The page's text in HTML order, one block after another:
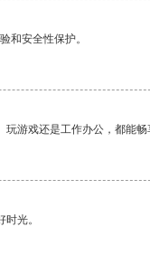
和安全性保护。
游戏还是工作办公，都能畅
光。